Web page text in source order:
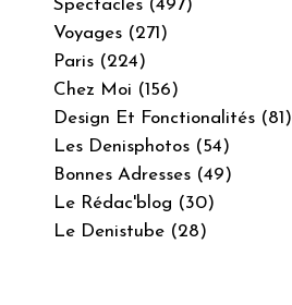
Spectacles (497)
Voyages (271)
Paris (224)
Chez Moi (156)
Design Et Fonctionalités (81)
Les Denisphotos (54)
Bonnes Adresses (49)
Le Rédac'blog (30)
Le Denistube (28)